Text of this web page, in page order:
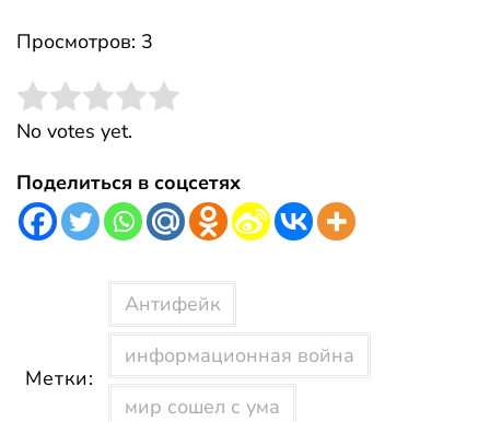
Просмотров: 3
Rate this item:
Submit Rating
No votes yet.
Поделиться в соцсетях
Метки:
Антифейк
информационная война
мир сошел с ума